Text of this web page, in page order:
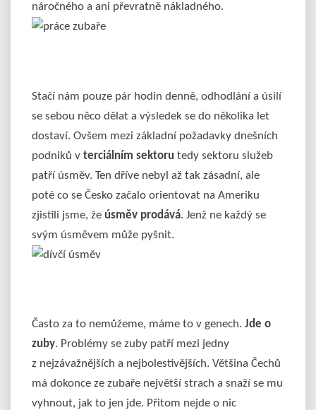
náročného a ani převratně nákladného.
Stačí nám pouze pár hodin denně, odhodlání a úsilí
se sebou něco dělat a výsledek se do několika let
dostaví. Ovšem mezi základní požadavky dnešních
podniků v terciálním sektoru tedy sektoru služeb
patří úsměv. Ten dříve nebyl až tak zásadní, ale
poté co se Česko začalo orientovat na Ameriku
zjistili jsme, že úsměv prodává. Jenž ne každý se
svým úsměvem může pyšnit.
Často za to nemůžeme, máme to v genech. Jde o
zuby. Problémy se zuby patří mezi jedny
z nejzávažnějších a nejbolestivějších. Většina Čechů
má dokonce ze zubaře největší strach a snaží se mu
vyhnout, jak to jen jde. Přitom nejde o nic